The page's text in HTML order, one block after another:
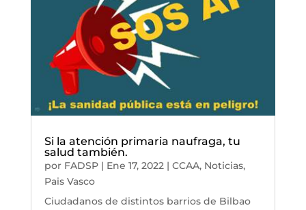
Si la atención primaria naufraga, tu
salud también.
por FADSP| Ene 17, 2022| CCAA, Noticias,
Pais Vasco
Ciudadanos de distintos barrios de Bilbao